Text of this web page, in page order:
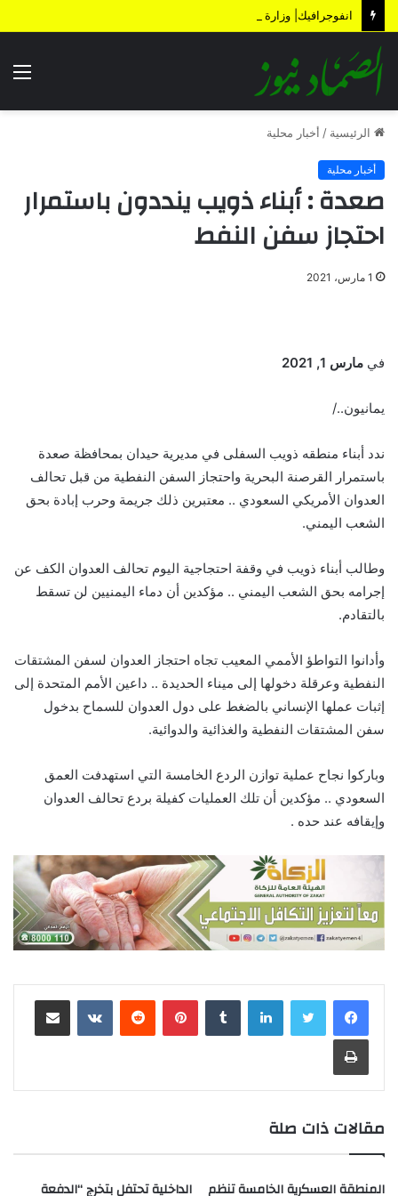
الرئيسية / أخبار محلية
أخبار محلية
صعدة : أبناء ذويب ينددون باستمرار
احتجاز سفن النفط
1 مارس، 2021
في مارس 1, 2021
يمانيون../
ندد أبناء منطقه ذويب السفلى في مديرية حيدان بمحافظة صعدة
باستمرار القرصنة البحرية واحتجاز السفن النفطية من قبل تحالف
العدوان الأمريكي السعودي .. معتبرين ذلك جريمة وحرب إبادة بحق
الشعب اليمني.
وطالب أبناء ذويب في وقفة احتجاجية اليوم تحالف العدوان الكف عن
إجرامه بحق الشعب اليمني .. مؤكدين أن دماء اليمنيين لن تسقط
بالتقادم.
وأدانوا التواطؤ الأممي المعيب تجاه احتجاز العدوان لسفن المشتقات
النفطية وعرقلة دخولها إلى ميناء الحديدة .. داعين الأمم المتحدة إلى
إثبات عملها الإنساني بالضغط على دول العدوان للسماح بدخول
سفن المشتقات النفطية والغذائية والدوائية.
وباركوا نجاح عملية توازن الردع الخامسة التي استهدفت العمق
السعودي .. مؤكدين أن تلك العمليات كفيلة بردع تحالف العدوان
وإيقافه عند حده .
لينكدإن بينتيريست
مقالات ذات صلة
المنطقة العسكرية الخامسة تنظم الداخلية تحتفل بتخرج “الدفعة